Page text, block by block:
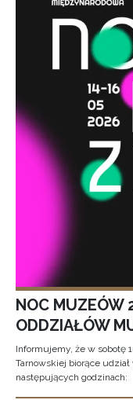
NOC MUZEÓW
ODDZIAŁÓW
Informujemy, że w sobotę
Tarnowskiej biorące
następujących godzinach: